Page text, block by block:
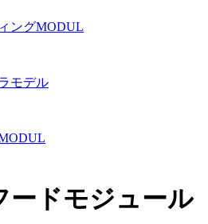
ングMODUL
モデル
ードモジュール